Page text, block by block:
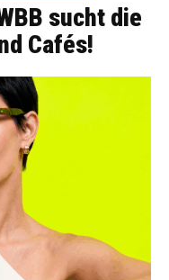
sucht die
Cafés!